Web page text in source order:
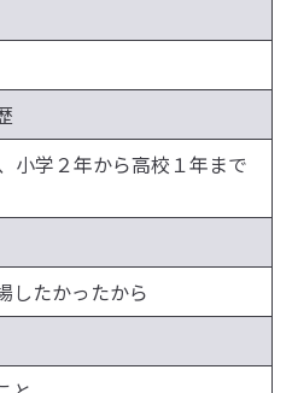
小学２年から高校１年まで
したかったから